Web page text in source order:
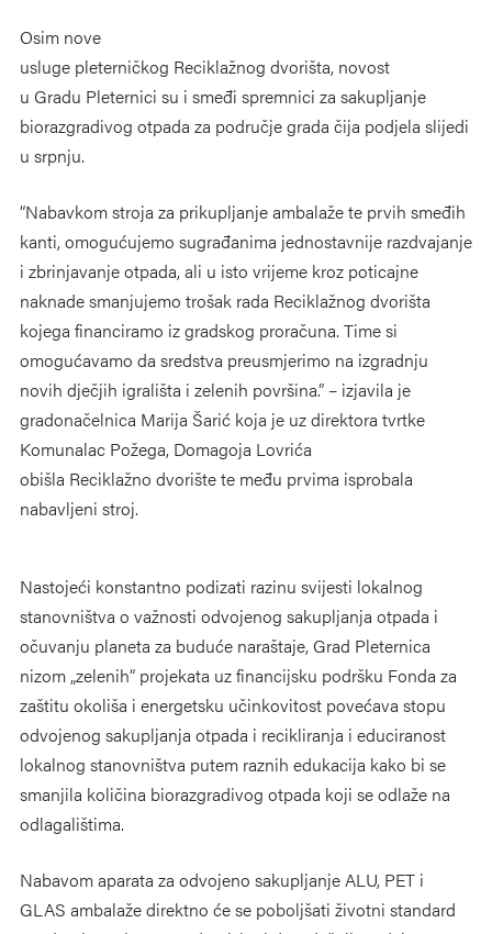
Osim nove
usluge pleterničkog Reciklažnog dvorišta, novost
u Gradu Pleternici su i smeđi spremnici za sakupljanje
biorazgradivog otpada za područje grada čija podjela slijedi
u srpnju.
“Nabavkom stroja za prikupljanje ambalaže te prvih smeđih
kanti, omogućujemo sugrađanima jednostavnije razdvajanje
i zbrinjavanje otpada, ali u isto vrijeme kroz poticajne
naknade smanjujemo trošak rada Reciklažnog dvorišta
kojega financiramo iz gradskog proračuna. Time si
omogućavamo da sredstva preusmjerimo na izgradnju
novih dječjih igrališta i zelenih površina.” – izjavila je
gradonačelnica Marija Šarić koja je uz direktora tvrtke
Komunalac Požega, Domagoja Lovrića
obišla Reciklažno dvorište te među prvima isprobala
nabavljeni stroj.
Nastojeći konstantno podizati razinu svijesti lokalnog
stanovništva o važnosti odvojenog sakupljanja otpada i
očuvanju planeta za buduće naraštaje, Grad Pleternica
nizom „zelenih“ projekata uz financijsku podršku Fonda za
zaštitu okoliša i energetsku učinkovitost povećava stopu
odvojenog sakupljanja otpada i recikliranja i educiranost
lokalnog stanovništva putem raznih edukacija kako bi se
smanjila količina biorazgradivog otpada koji se odlaže na
odlagalištima.
Nabavom aparata za odvojeno sakupljanje ALU, PET i
GLAS ambalaže direktno će se poboljšati životni standard